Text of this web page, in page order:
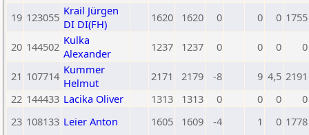
19 123055 Krail Jürgen
DI DI(FH)
1620 1620 0 0 0 1755
20 144502 Kulka
Alexander
1237 1237 0 0 0 0
21 107714 Kummer
Helmut
2171 2179 -8 9 4,5 2191
22 144433 Lacika Oliver 1313 1313 0 0 0
0
23 108133 Leier Anton 1605 1609 -4 1 0 1778